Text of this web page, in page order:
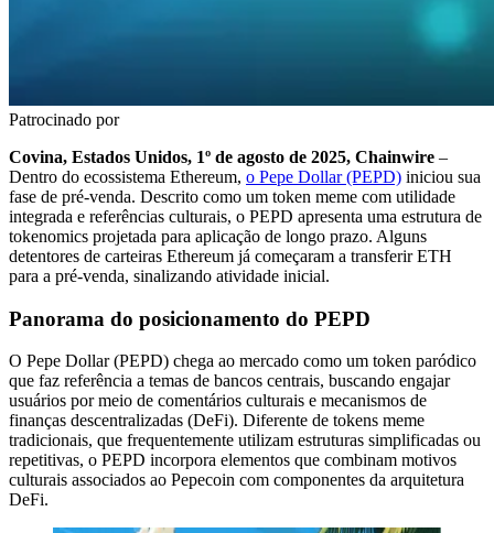
Patrocinado por
Covina, Estados Unidos, 1º de agosto de 2025, Chainwire –
Dentro do ecossistema Ethereum, o Pepe Dollar (PEPD) iniciou sua
fase de pré-venda. Descrito como um token meme com utilidade
integrada e referências culturais, o PEPD apresenta uma estrutura de
tokenomics projetada para aplicação de longo prazo. Alguns
detentores de carteiras Ethereum já começaram a transferir ETH
para a pré-venda, sinalizando atividade inicial.
Panorama do posicionamento do PEPD
O Pepe Dollar (PEPD) chega ao mercado como um token paródico
que faz referência a temas de bancos centrais, buscando engajar
usuários por meio de comentários culturais e mecanismos de
finanças descentralizadas (DeFi). Diferente de tokens meme
tradicionais, que frequentemente utilizam estruturas simplificadas ou
repetitivas, o PEPD incorpora elementos que combinam motivos
culturais associados ao Pepecoin com componentes da arquitetura
DeFi.